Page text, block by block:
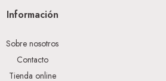
Información
Sobre nosotros
Contacto
Tienda online